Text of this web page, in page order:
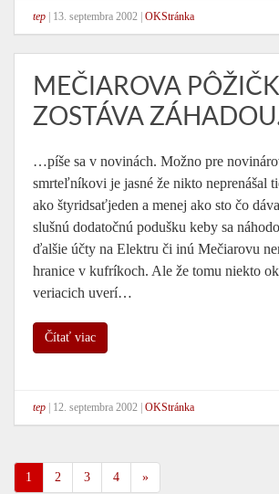
tep 13. septembra 2002 OKStránka
MEČIAROVA
ZOSTÁVA
…píše sa v novinách. Možno pre
smrteľníkovi je jasné že nikto neprenášal
ako štyridsaťjeden a menej ako sto čo
slušnú dodatočnú podušku keby sa
ďalšie účty na Elektru či inú Mečiarovu
hranice v kufríkoch. Ale že tomu niekto
veriacich uverí…
Čítať viac
tep 12. septembra 2002 OKStránka
1 2 3 4 »